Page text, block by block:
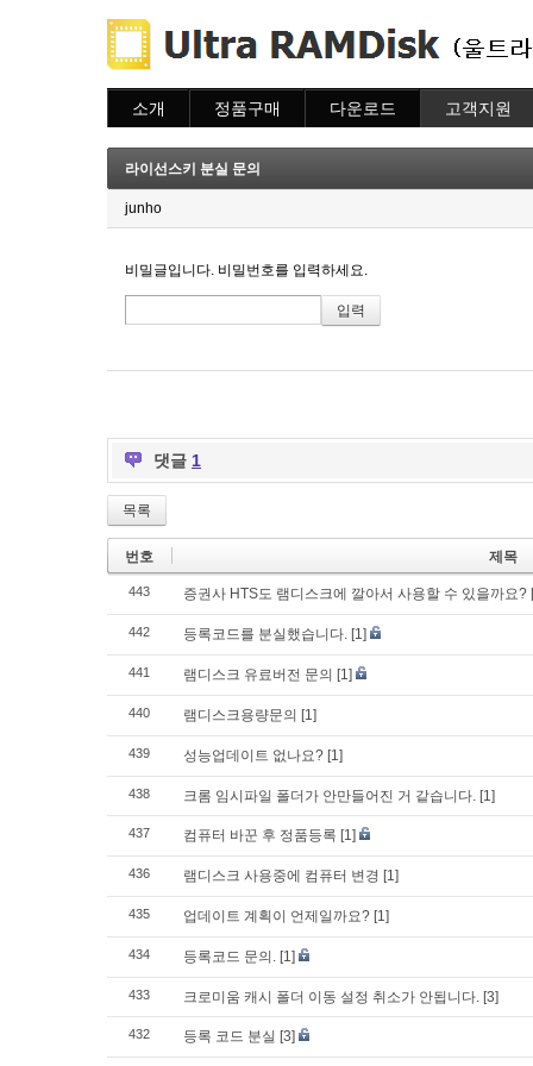
소개 정품구매
주문조회
이용안내
다운로드 고객지원
질문하기
라이선스키 분실 문의
junho
비밀글입니다. 비밀번호를 입력하세요.
댓글 1
목록
번호 제목
443 증권사 HTS도 램디스크에 깔아서 사용할 수 있을까요?
442 등록코드를 분실했습니다. [1]
441 램디스크 유료버전 문의 [1]
440 램디스크용량문의 [1]
439 성능업데이트 없나요? [1]
438 크롬 임시파일 폴더가 안만들어진 거 같습니다. [1]
437 컴퓨터 바꾼 후 정품등록 [1]
436 램디스크 사용중에 컴퓨터 변경 [1]
435 업데이트 계획이 언제일까요? [1]
434 등록코드 문의. [1]
433 크로미움 캐시 폴더 이동 설정 취소가 안됩니다. [3]
432 등록 코드 분실 [3]